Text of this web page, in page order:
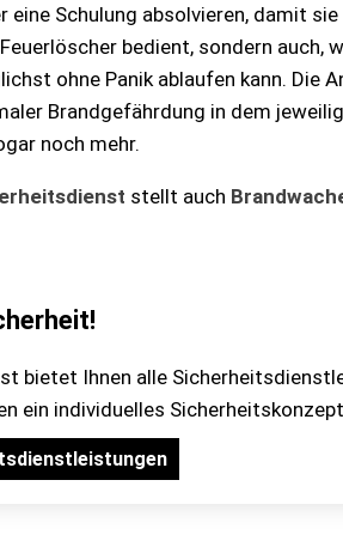
Schulung absolvieren, damit
bedient, sondern auch,
ohne Panik ablaufen kann.
Brandgefährdung in dem
noch mehr.
stellt auch
bietet Ihnen alle
ein individuelles